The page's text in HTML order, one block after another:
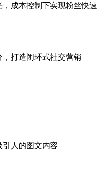
成本控制下实现粉丝快速
打造闭环式社交营销
引人的图文内容